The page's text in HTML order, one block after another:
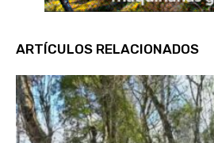
ARTÍCULOS RELACIONADOS